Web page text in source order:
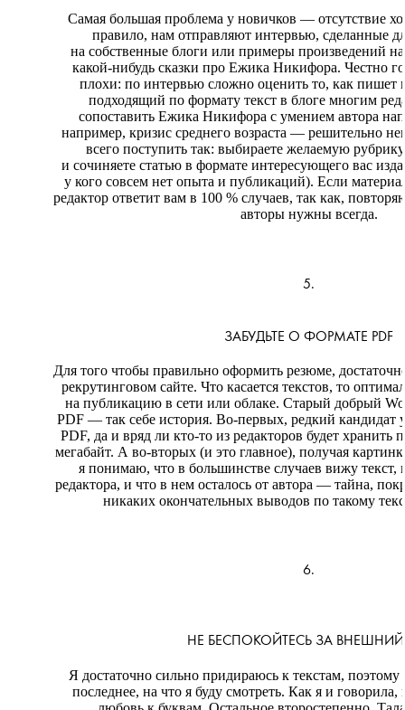
Самая большая проблема у новичков — отсутствие
правило, нам отправляют интервью, сделанные
на собственные блоги или примеры произведений
какой-нибудь сказки про Ежика Никифора. Честно
плохи: по интервью сложно оценить то, как пишет
подходящий по формату текст в блоге многим
сопоставить Ежика Никифора с умением автора
например, кризис среднего возраста — решительно
всего поступить так: выбираете желаемую
и сочиняете статью в формате интересующего вас
у кого совсем нет опыта и публикаций). Если
редактор ответит вам в 100 % случаев, так как,
авторы нужны всегда.
5.
ЗАБУДЬТЕ О ФОРМАТЕ PDF
Для того чтобы правильно оформить резюме,
рекрутинговом сайте. Что касается текстов, то
на публикацию в сети или облаке. Старый добрый
PDF — так себе история. Во-первых, редкий кандидат
PDF, да и вряд ли кто-то из редакторов будет хранить
мегабайт. А во-вторых (и это главное), получая
я понимаю, что в большинстве случаев вижу текст,
редактора, и что в нем осталось от автора — тайна,
никаких окончательных выводов по такому
6.
НЕ БЕСПОКОЙТЕСЬ ЗА
Я достаточно сильно придираюсь к текстам, поэтому
последнее, на что я буду смотреть. Как я и